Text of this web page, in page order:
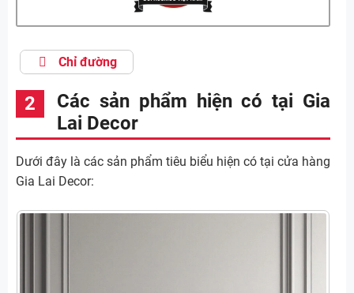
Chỉ đường
Các sản phẩm hiện có tại Gia
Lai Decor
Dưới đây là các sản phẩm tiêu biểu hiện có tại cửa hàng
Gia Lai Decor: